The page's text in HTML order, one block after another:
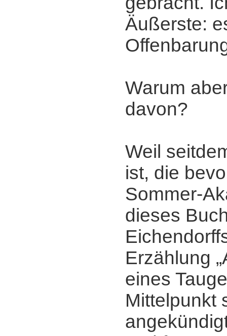
Äußerste:
Warum
davon?
Weil
ist, die
Sommer-
dieses
Erzählung
eines
Mittelpunkt